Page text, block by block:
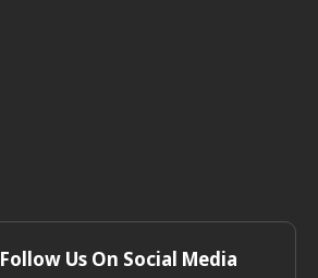
Follow Us On Social Media